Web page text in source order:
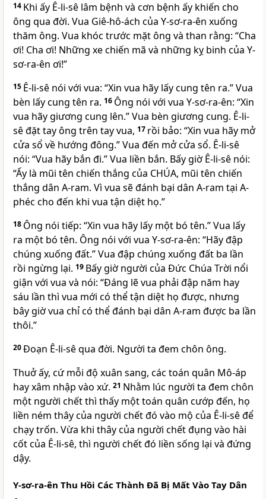
14 Khi ấy Ê-li-sê lâm bệnh và cơn bệnh ấy khiến cho
ông qua đời. Vua Giê-hô-ách của Y-sơ-ra-ên xuống
thăm ông. Vua khóc trước mặt ông và than rằng: “Cha
ơi! Cha ơi! Những xe chiến mã và những kỵ binh của Y-
sơ-ra-ên ơi!”
15 Ê-li-sê nói với vua: “Xin vua hãy lấy cung tên ra.” Vua
bèn lấy cung tên ra. 16 Ông nói với vua Y-sơ-ra-ên: “Xin
vua hãy giương cung lên.” Vua bèn giương cung. Ê-li-
sê đặt tay ông trên tay vua, 17 rồi bảo: “Xin vua hãy mở
cửa sổ về hướng đông.” Vua đến mở cửa sổ. Ê-li-sê
nói: “Vua hãy bắn đi.” Vua liền bắn. Bấy giờ Ê-li-sê nói:
“Ấy là mũi tên chiến thắng của CHÚA, mũi tên chiến
thắng dân A-ram. Vì vua sẽ đánh bại dân A-ram tại A-
phéc cho đến khi vua tận diệt họ.”
18 Ông nói tiếp: “Xin vua hãy lấy một bó tên.” Vua lấy
ra một bó tên. Ông nói với vua Y-sơ-ra-ên: “Hãy đập
chúng xuống đất.” Vua đập chúng xuống đất ba lần
rồi ngừng lại. 19 Bấy giờ người của Đức Chúa Trời nổi
giận với vua và nói: “Đáng lẽ vua phải đập năm hay
sáu lần thì vua mới có thể tận diệt họ được, nhưng
bây giờ vua chỉ có thể đánh bại dân A-ram được ba lần
thôi.”
20Đoạn Ê-li-sê qua đời. Người ta đem chôn ông.
Thuở ấy, cứ mỗi độ xuân sang, các toán quân Mô-áp
hay xâm nhập vào xứ. 21 Nhằm lúc người ta đem chôn
một người chết thì thấy một toán quân cướp đến, họ
liền ném thây của người chết đó vào mộ của Ê-li-sê để
chạy trốn. Vừa khi thây của người chết đụng vào hài
cốt của Ê-li-sê, thì người chết đó liền sống lại và đứng
dậy.
Y-sơ-ra-ên Thu Hồi Các Thành Đã Bị Mất Vào Tay Dân